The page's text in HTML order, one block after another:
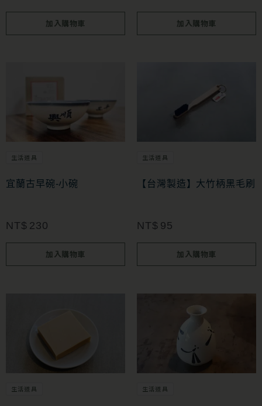
加入購物車 加入購物車
生活道具
宜蘭古早碗-小碗
NT$ 230
加入購物車
生活道具
【台灣製造】大竹柄黑毛刷
NT$ 95
加入購物車
生活道具 生活道具